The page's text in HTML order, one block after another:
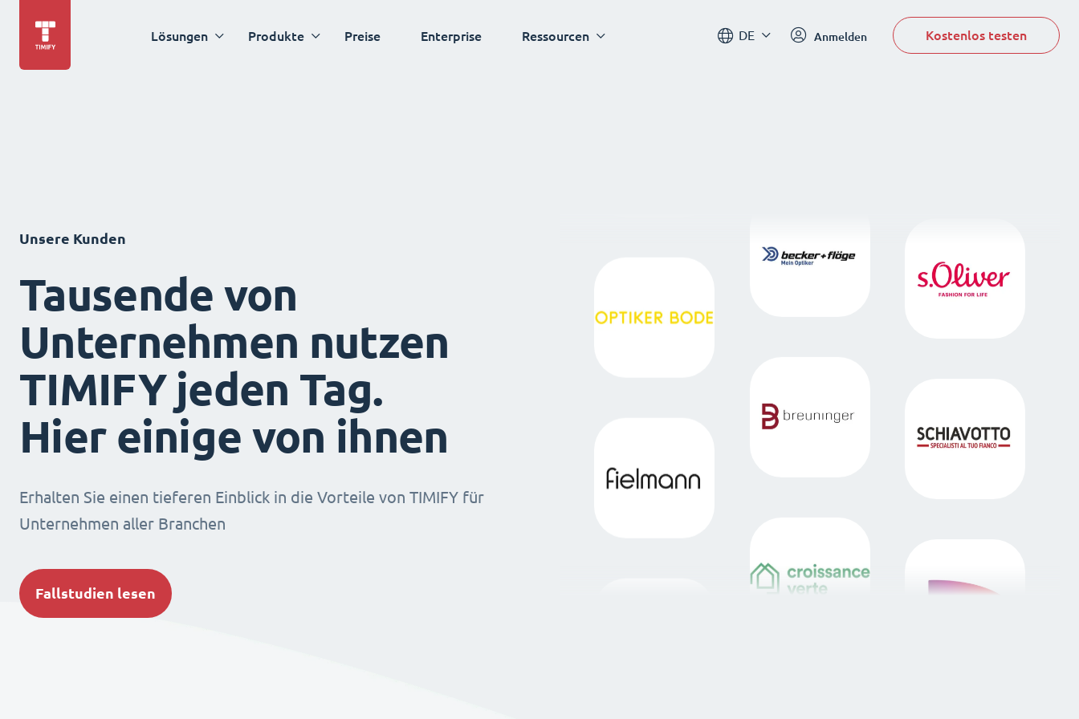
Lösungen Produkte Preise Enterprise Ressourcen DE Anmelden Kostenlos testen
Unsere Kunden
Tausende von
Unternehmen nutzen
TIMIFY jeden Tag.
Hier einige von ihnen
Erhalten Sie einen tieferen Einblick in die Vorteile von TIMIFY für
Unternehmen aller Branchen
Fallstudien lesen